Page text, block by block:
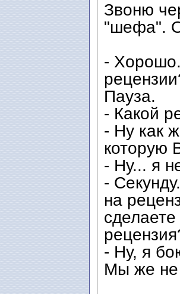
Звоню
"шефа".
- Хорошо.
Пауза.
- Какой
- Ну как
которую
- Ну... я
-
на
- Ну, я
Мы же не